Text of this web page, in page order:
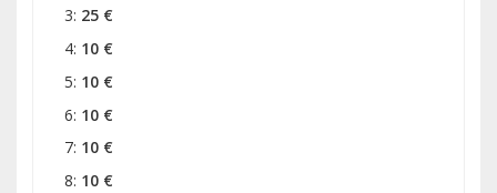
3: 25 €
4: 10 €
5: 10 €
6: 10 €
7: 10 €
8: 10 €